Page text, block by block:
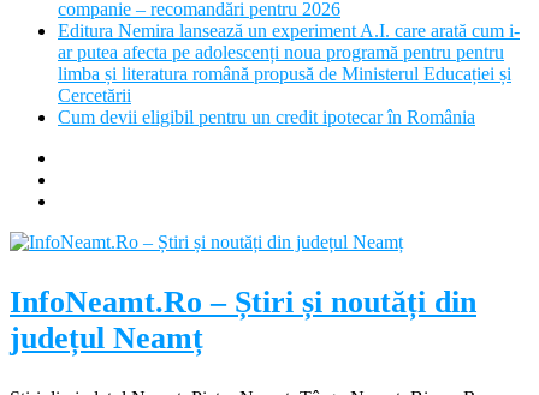
companie – recomandări pentru 2026
Editura Nemira lansează un experiment A.I. care arată cum i-
ar putea afecta pe adolescenți noua programă pentru pentru
limba și literatura română propusă de Ministerul Educației și
Cercetării
Cum devii eligibil pentru un credit ipotecar în România
InfoNeamt.Ro – Știri și noutăți din
județul Neamț